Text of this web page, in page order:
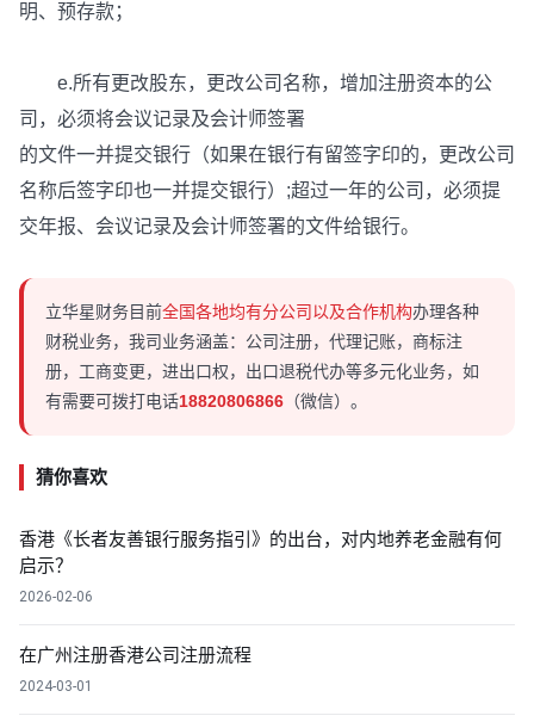
明、预存款；
e.所有更改股东，更改公司名称，增加注册资本的公
司，必须将会议记录及会计师签署
的文件一并提交银行（如果在银行有留签字印的，更改公司
名称后签字印也一并提交银行）;超过一年的公司，必须提
交年报、会议记录及会计师签署的文件给银行。
立华星财务目前全国各地均有分公司以及合作机构办理各种
财税业务，我司业务涵盖：公司注册，代理记账，商标注
册，工商变更，进出口权，出口退税代办等多元化业务，如
有需要可拨打电话18820806866 （微信）。
猜你喜欢
香港《长者友善银行服务指引》的出台，对内地养老金融有何
启示？
2026-02-06
在广州注册香港公司注册流程
2024-03-01